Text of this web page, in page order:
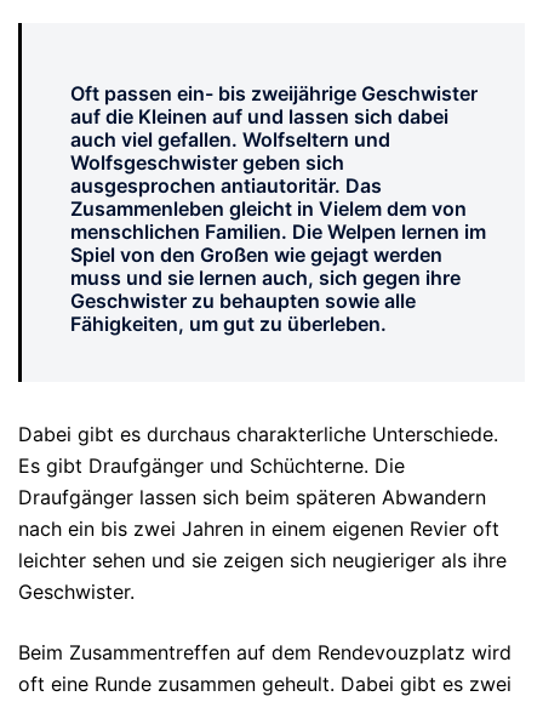
Oft passen ein- bis zweijährige Geschwister
auf die Kleinen auf und lassen sich dabei
auch viel gefallen. Wolfseltern und
Wolfsgeschwister geben sich
ausgesprochen antiautoritär. Das
Zusammenleben gleicht in Vielem dem von
menschlichen Familien. Die Welpen lernen im
Spiel von den Großen wie gejagt werden
muss und sie lernen auch, sich gegen ihre
Geschwister zu behaupten sowie alle
Fähigkeiten, um gut zu überleben.
Dabei gibt es durchaus charakterliche Unterschiede.
Es gibt Draufgänger und Schüchterne. Die
Draufgänger lassen sich beim späteren Abwandern
nach ein bis zwei Jahren in einem eigenen Revier oft
leichter sehen und sie zeigen sich neugieriger als ihre
Geschwister.
Beim Zusammentreffen auf dem Rendevouzplatz wird
oft eine Runde zusammen geheult. Dabei gibt es zwei